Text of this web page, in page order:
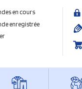
en cours
enregistrée